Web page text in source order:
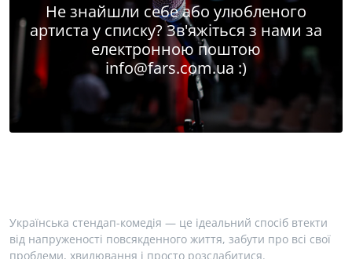
Не знайшли себе або улюбленого
артиста у списку? Зв'яжіться з нами за
електронною поштою
info@fars.com.ua :)
Українська стендап-комедія — це ідеальний спосіб втекти
від напруженості повсякденного життя, забути про всі свої
проблеми, хвилювання і просто розслабитися.